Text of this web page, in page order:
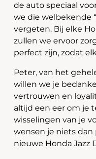
de auto speciaal
we die welbekende
vergeten. Bij elke
zullen we ervoor
perfect zijn, zodat
Peter, van het
willen we je
vertrouwen en
altijd een eer om je
wisselingen van je
wensen je niets
nieuwe Honda Jazz